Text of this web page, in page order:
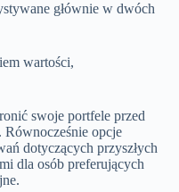
głównie w dwóch
wartości,
swoje portfele przed
opcje
dotyczących przyszłych
dla osób preferujących